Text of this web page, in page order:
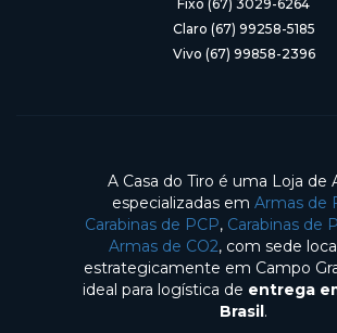
Fixo (67) 3029-6264
Claro (67) 99258-5185
Vivo (67) 99858-2396
A Casa do Tiro é uma Loja de
especializadas em Armas de
Carabinas de PCP, Carabinas de
Armas de CO2, com sede
estrategicamente em Campo
ideal para logística de entrega
Brasil .